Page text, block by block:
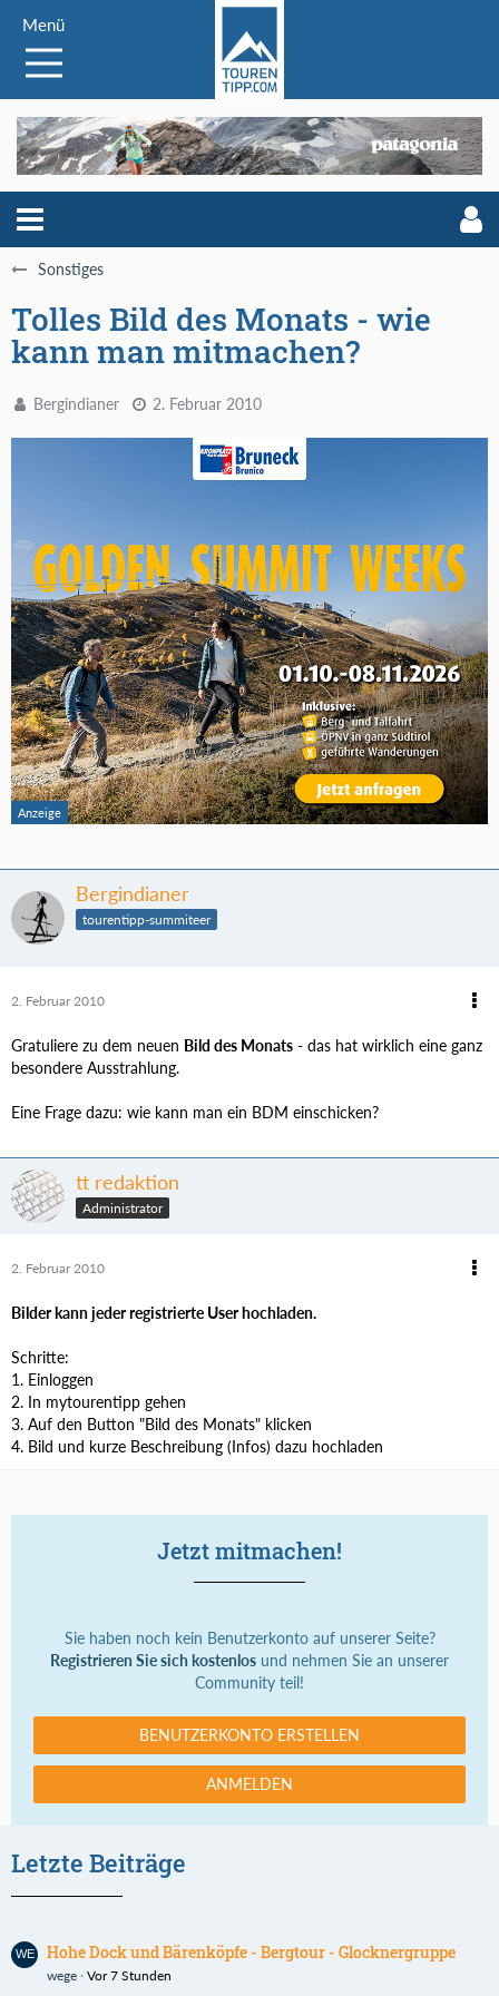
Menü
Sonstiges
Tolles Bild des Monats - wie
kann man mitmachen?
Bergindianer 2. Februar 2010
Bergindianer
tourentipp-summiteer
2. Februar 2010
Gratuliere zu dem neuen Bild des Monats - das hat wirklich eine ganz
besondere Ausstrahlung.
Eine Frage dazu: wie kann man ein BDM einschicken?
tt redaktion
Administrator
2. Februar 2010
Bilder kann jeder registrierte User hochladen.
Schritte:
1. Einloggen
2. In mytourentipp gehen
3. Auf den Button "Bild des Monats" klicken
4. Bild und kurze Beschreibung (Infos) dazu hochladen
Jetzt mitmachen!
Sie haben noch kein Benutzerkonto auf unserer Seite?
Registrieren Sie sich kostenlos und nehmen Sie an unserer
Community teil!
BENUTZERKONTO ERSTELLEN
ANMELDEN
Letzte Beiträge
Hohe Dock und Bärenköpfe - Bergtour - Glocknergruppe
wege Vor 7 Stunden